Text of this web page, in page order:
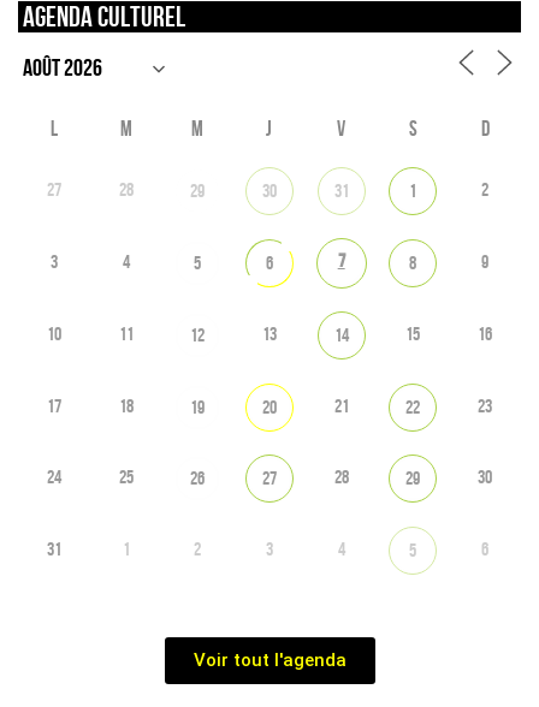
Agenda culturel
L M M J V S D
27 28 29 30 31 1 2
3 4 5 6 7 8 9
10 11 12 13 14 15 16
17 18 19 20 21 22 23
24 25 26 27 28 29 30
31 1 2 3 4 5 6
Voir tout l'agenda